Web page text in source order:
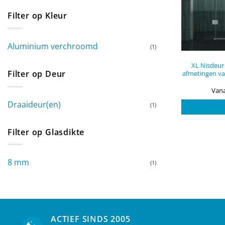
Filter op Kleur
Aluminium verchroomd (1)
Filter op Deur
Draaideur(en) (1)
Filter op Glasdikte
8 mm (1)
XL
afmetingen
ACTIEF SINDS 2005